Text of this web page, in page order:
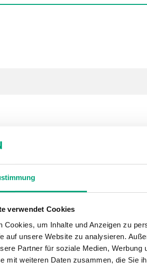
verwendet Cookies
Cookies, um Inhalte und Anzeigen zu
auf unsere Website zu analysieren.
Partner für soziale Medien,
mit weiteren Daten zusammen, die Sie
Differenzdrucktransmitter